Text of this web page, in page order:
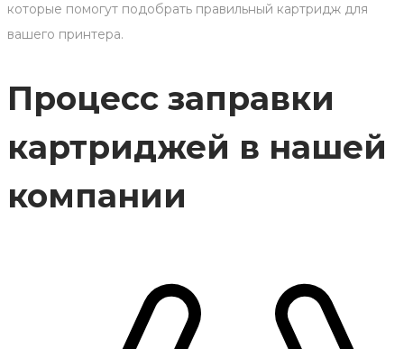
которые помогут подобрать правильный картридж для
вашего принтера.
Процесс заправки
картриджей в нашей
компании